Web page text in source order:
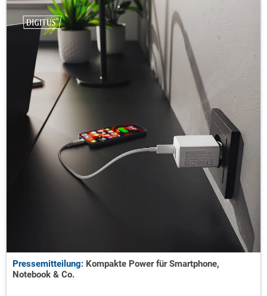
Pressemitteilung: Kompakte Power für Smartphone,
Notebook & Co.